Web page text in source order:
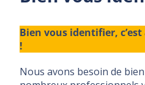
Bien vous identifier,
!
Nous avons besoin de